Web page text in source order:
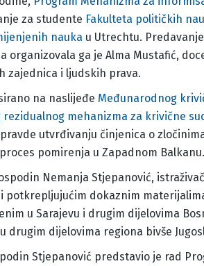
za studente Fakulteta političkih
nauka u Utrechtu.
organizovala ga je Alma Mustafić,
zajednica i ljudskih prava.
na naslijeđe Međunarodnog
mehanizma za krivične
utvrđivanju činjenica o
pomirenja u Zapadnom Balkanu.
Nemanja Stjepanović,
potkrepljujućim dokaznim
u Sarajevu i drugim dijelovima
drugim dijelovima regiona bivše
Stjepanović predstavio je rad